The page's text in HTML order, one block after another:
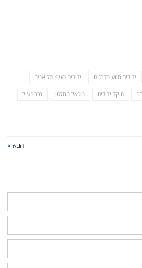
ידידים סיוע בדרכים ידידים סניף תל אביב
מוקד ידידים מיכאל מסלטי רכב נעול
הבא »